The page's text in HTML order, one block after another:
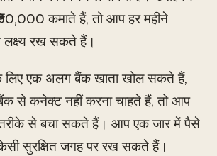
कमाते हैं, तो आप हर महीने
लक्ष्य रख सकते हैं।
एक अलग बैंक खाता खोल सकते हैं,
से कनेक्ट नहीं करना चाहते हैं, तो आप
से बचा सकते हैं। आप एक जार में पैसे
सुरक्षित जगह पर रख सकते हैं।